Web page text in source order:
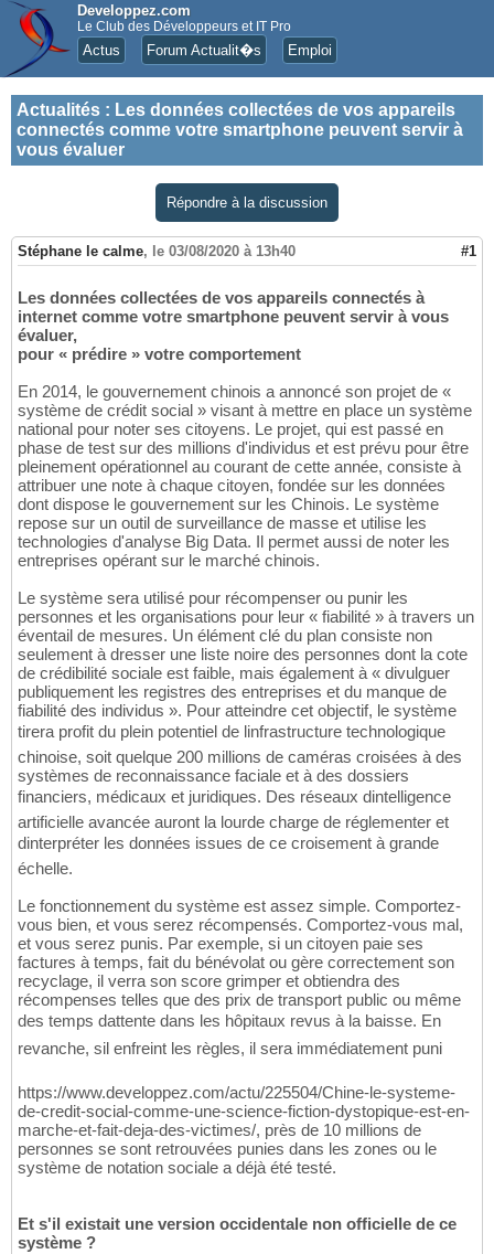
Developpez.com
Le Club des Développeurs et IT Pro
Actus Forum Actualit�s Emploi
Actualités : Les données collectées de vos appareils
connectés comme votre smartphone peuvent servir à
vous évaluer
Répondre à la discussion
Stéphane le calme, le 03/08/2020 à 13h40 #1
Les données collectées de vos appareils connectés à
internet comme votre smartphone peuvent servir à vous
évaluer,
pour « prédire » votre comportement
En 2014, le gouvernement chinois a annoncé son projet de «
système de crédit social » visant à mettre en place un système
national pour noter ses citoyens. Le projet, qui est passé en
phase de test sur des millions d'individus et est prévu pour être
pleinement opérationnel au courant de cette année, consiste à
attribuer une note à chaque citoyen, fondée sur les données
dont dispose le gouvernement sur les Chinois. Le système
repose sur un outil de surveillance de masse et utilise les
technologies d'analyse Big Data. Il permet aussi de noter les
entreprises opérant sur le marché chinois.
Le système sera utilisé pour récompenser ou punir les
personnes et les organisations pour leur « fiabilité » à travers un
éventail de mesures. Un élément clé du plan consiste non
seulement à dresser une liste noire des personnes dont la cote
de crédibilité sociale est faible, mais également à « divulguer
publiquement les registres des entreprises et du manque de
fiabilité des individus ». Pour atteindre cet objectif, le système
tirera profit du plein potentiel de linfrastructure technologique
chinoise, soit quelque 200 millions de caméras croisées à des
systèmes de reconnaissance faciale et à des dossiers
financiers, médicaux et juridiques. Des réseaux dintelligence
artificielle avancée auront la lourde charge de réglementer et
dinterpréter les données issues de ce croisement à grande
échelle.
Le fonctionnement du système est assez simple. Comportez-
vous bien, et vous serez récompensés. Comportez-vous mal,
et vous serez punis. Par exemple, si un citoyen paie ses
factures à temps, fait du bénévolat ou gère correctement son
recyclage, il verra son score grimper et obtiendra des
récompenses telles que des prix de transport public ou même
des temps dattente dans les hôpitaux revus à la baisse. En
revanche, sil enfreint les règles, il sera immédiatement puni
https://www.developpez.com/actu/225504/Chine-le-systeme-
de-credit-social-comme-une-science-fiction-dystopique-est-en-
marche-et-fait-deja-des-victimes/, près de 10 millions de
personnes se sont retrouvées punies dans les zones ou le
système de notation sociale a déjà été testé.
Et s'il existait une version occidentale non officielle de ce
système ?